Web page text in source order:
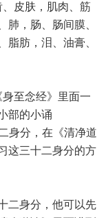
、皮肤，肌肉、筋
肺，肠、肠间膜、
脂肪，泪、油膏、
至念经》里面一
部的小诵
身分，在《清净道
这三十二身分的方
二身分，他可以先